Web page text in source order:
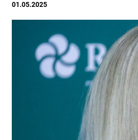
01.05.2025